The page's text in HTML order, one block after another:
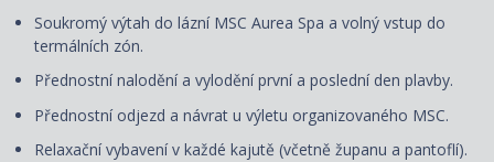
Soukromý výtah do lázní MSC Aurea Spa a volný vstup do
termálních zón.
Přednostní nalodění a vylodění první a poslední den plavby.
Přednostní odjezd a návrat u výletu organizovaného MSC.
Relaxační vybavení v každé kajutě (včetně županu a pantoflí).